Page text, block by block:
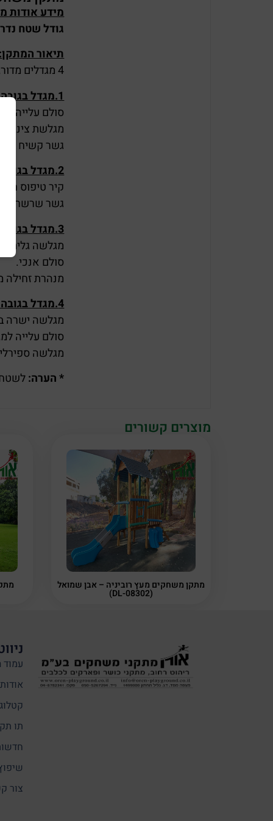
מידע אודות
גודל שטח נדרש –
תיאור המתקן
4 מגדלים מדורגים מעץ.
1.מגדל בגובה 1.0 מ' + גגון
סולם עלייה
מגלשת צינור – 3 חלקים.
גשר קשיח באורך 2
2.מגדל בגובה 1.40 מ' + גגון הכולל
קיר טיפוס
גשר שרשראות
3.מגדל בגובה 1.50 מ' + גגון הכולל
מגלשה גלית
סולם אנכי.
מנהרת זחילה
4.מגדל בגובה 1.80 מ' + גגון
מגלשה ישרה
סולם עלייה
מגלשה
*הערה:לשטחים הגדולים
מוצרים קשורים
מתקן משחקים מעץ רוביניה – אבן שמואל
(DL-08302)
עמוד
קטלוג
תו
צור